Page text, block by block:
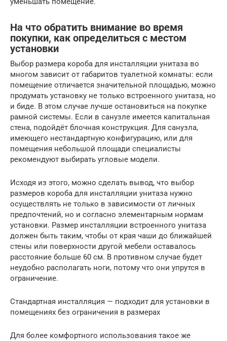
На что обратить внимание во время
покупки, как определиться с местом
установки
Выбор размера короба для инсталляции унитаза во
многом зависит от габаритов туалетной комнаты: если
помещение отличается значительной площадью, можно
продумать установку не только встроенного унитаза, но
и биде. В этом случае лучше остановиться на покупке
рамной системы. Если в санузле имеется капитальная
стена, подойдёт блочная конструкция. Для санузла,
имеющего нестандартную конфигурацию, или для
помещения небольшой площади специалисты
рекомендуют выбирать угловые модели.
Исходя из этого, можно сделать вывод, что выбор
размеров короба для инсталляции унитаза нужно
осуществлять не только в зависимости от личных
предпочтений, но и согласно элементарным нормам
установки. Размер инсталляции встроенного унитаза
должен быть таким, чтобы от края чаши до ближайшей
стены или поверхности другой мебели оставалось
расстояние больше 60 см. В противном случае будет
неудобно располагать ноги, потому что они упрутся в
ограничение.
Стандартная инсталляция — подходит для установки в
помещениях без ограничения в размерах
Для более комфортного использования такое же